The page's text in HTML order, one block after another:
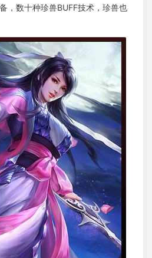
，数十种珍兽BUFF技术，珍兽也